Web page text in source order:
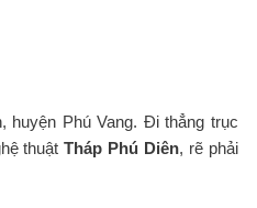
huyện Phú Vang. Đi thẳng trục
thuậtTháp Phú Diên, rẽ phải